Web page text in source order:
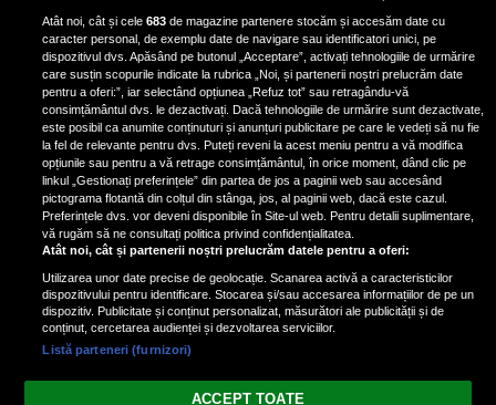
iubita lui, după ce au plecat din
casa Narcisei Balaban: „Noi
suntem într-o casă cu două-trei
etaje”
Oana Roman, achiziție după
achiziție. Suma exorbitantă pe
care a scos-o din buzunar pentru o
pereche de ochelari de soare și un
parfum
Atât noi, cât și cele683 de magazine partenere stocăm și accesăm date cu
caracter personal, de exemplu date de navigare sau identificatori unici, pe
dispozitivul dvs. Apăsând pe butonul „Acceptare”, activați tehnologiile de urmărire
care susțin scopurile indicate la rubrica „Noi, și partenerii noștri prelucrăm date
pentru a oferi:”, iar selectând opțiunea „Refuz tot” sau retragându-vă
consimțământul dvs. le dezactivați. Dacă tehnologiile de urmărire sunt dezactivate,
este posibil ca anumite conținuturi și anunțuri publicitare pe care le vedeți să nu fie
la fel de relevante pentru dvs. Puteți reveni la acest meniu pentru a vă modifica
opțiunile sau pentru a vă retrage consimțământul, în orice moment, dând clic pe
linkul „Gestionați preferințele” din partea de jos a paginii web sau accesând
pictograma flotantă din colțul din stânga, jos, al paginii web, dacă este cazul.
Preferințele dvs. vor deveni disponibile în Site-ul web. Pentru detalii suplimentare,
vă rugăm să ne consultați politica privind confidențialitatea.
Atât noi, cât și partenerii noștri prelucrăm datele pentru a oferi:
Utilizarea unor date precise de geolocație. Scanarea activă a caracteristicilor
dispozitivului pentru identificare. Stocarea și/sau accesarea informațiilor de pe un
dispozitiv. Publicitate și conținut personalizat, măsurători ale publicității și de
conținut, cercetarea audienței și dezvoltarea serviciilor.
Listă parteneri (furnizori)
ACCEPT TOATE